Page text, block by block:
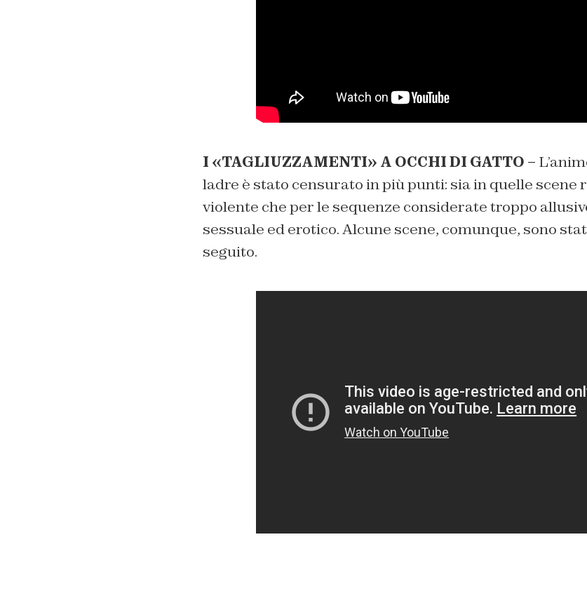
I «TAGLIUZZAMENTI» A OCCHI DI GATTO –
ladre è stato censurato in più punti: sia in quelle scene
violente che per le sequenze considerate troppo
sessuale ed erotico. Alcune scene, comunque, sono
seguito.